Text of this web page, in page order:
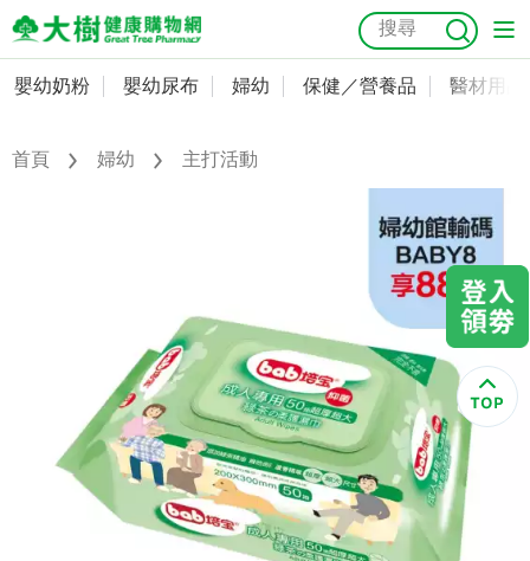
嬰幼奶粉
嬰幼尿布
美容／個人清潔
抗菌 尿布 大樹獨家 益生菌
會員資料及密碼修改
常用收件人清單
購物金查詢
優惠券領取
嬰幼奶粉 嬰幼尿布 婦幼 保健／營養品 醫材用品
首頁 婦幼 主打活動